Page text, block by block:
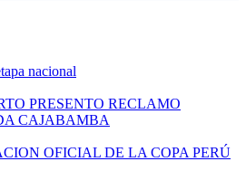
nacional
PRESENTO RECLAMO
CAJABAMBA
OFICIAL DE LA COPA PERÚ